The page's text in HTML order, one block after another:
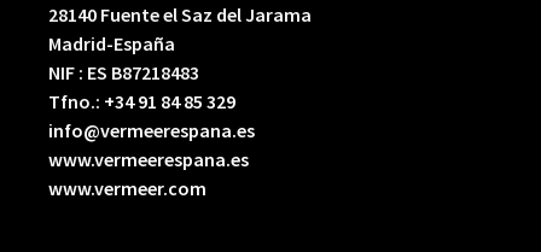
28140 Fuente el Saz del Jarama
Madrid-España
NIF : ES B87218483
Tfno.: +34 91 84 85 329
info@vermeerespana.es
www.vermeerespana.es
www.vermeer.com